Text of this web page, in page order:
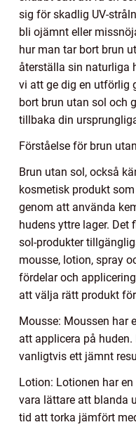
sig för skadlig UV-
bli ojämnt eller
hur man tar bort brun
återställa sin naturliga
vi att ge dig en utförlig
bort brun utan sol och
tillbaka din
Förståelse för brun
Brun utan sol, också
kosmetisk produkt
genom att använda
hudens yttre lager. Det
sol-produkter
mousse, lotion, spray
fördelar och
att välja rätt produkt
Mousse: Moussen har
att applicera på
vanligtvis ett jämnt
Lotion: Lotionen har
vara lättare att blanda
tid att torka jämfört